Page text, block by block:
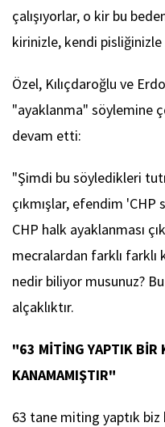
çalışıyorlar, o kir bu
kirinizle, kendi
Özel, Kılıçdaroğlu ve
"ayaklanma" söylemine
devam etti:
"Şimdi bu söyledikleri
çıkmışlar, efendim 'CHP
CHP halk ayaklanması
mecralardan farklı farklı
nedir biliyor musunuz?
alçaklıktır.
"63 MİTİNG YAPTIK BİR
KANAMAMIŞTIR"
63 tane miting yaptık biz